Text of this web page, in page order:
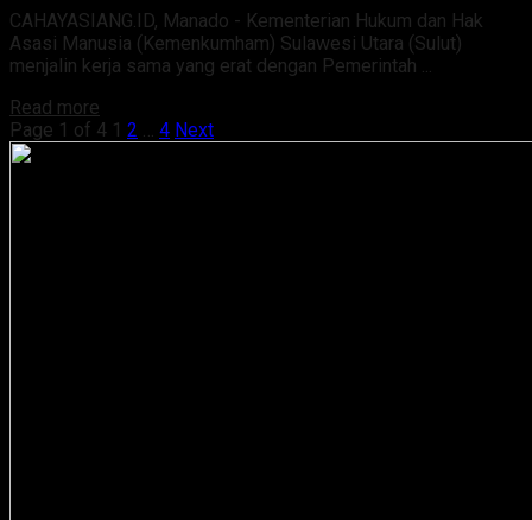
CAHAYASIANG.ID, Manado - Kementerian Hukum dan Hak
Asasi Manusia (Kemenkumham) Sulawesi Utara (Sulut)
menjalin kerja sama yang erat dengan Pemerintah ...
Read more
Page 1 of 4 1 2 … 4 Next